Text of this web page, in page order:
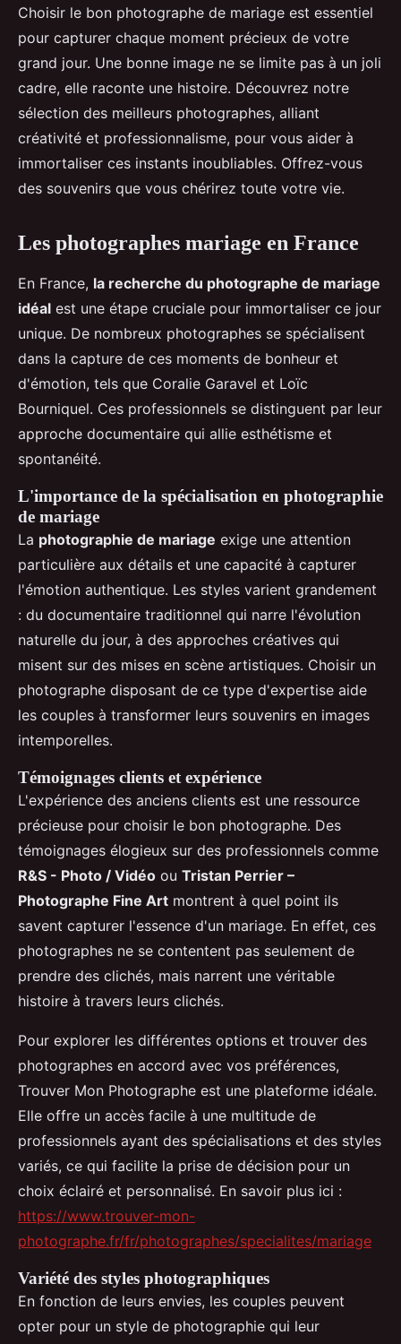
Choisir le bon photographe de mariage est essentiel
pour capturer chaque moment précieux de votre
grand jour. Une bonne image ne se limite pas à un joli
cadre, elle raconte une histoire. Découvrez notre
sélection des meilleurs photographes, alliant
créativité et professionnalisme, pour vous aider à
immortaliser ces instants inoubliables. Offrez-vous
des souvenirs que vous chérirez toute votre vie.
Les photographes mariage en France
En France, la recherche du photographe de mariage
idéal est une étape cruciale pour immortaliser ce jour
unique. De nombreux photographes se spécialisent
dans la capture de ces moments de bonheur et
d'émotion, tels que Coralie Garavel et Loïc
Bourniquel. Ces professionnels se distinguent par leur
approche documentaire qui allie esthétisme et
spontanéité.
L'importance de la spécialisation en photographie
de mariage
La photographie de mariage exige une attention
particulière aux détails et une capacité à capturer
l'émotion authentique. Les styles varient grandement
: du documentaire traditionnel qui narre l'évolution
naturelle du jour, à des approches créatives qui
misent sur des mises en scène artistiques. Choisir un
photographe disposant de ce type d'expertise aide
les couples à transformer leurs souvenirs en images
intemporelles.
Témoignages clients et expérience
L'expérience des anciens clients est une ressource
précieuse pour choisir le bon photographe. Des
témoignages élogieux sur des professionnels comme
R&S - Photo / Vidéo ou Tristan Perrier –
Photographe Fine Art montrent à quel point ils
savent capturer l'essence d'un mariage. En effet, ces
photographes ne se contentent pas seulement de
prendre des clichés, mais narrent une véritable
histoire à travers leurs clichés.
Pour explorer les différentes options et trouver des
photographes en accord avec vos préférences,
Trouver Mon Photographe est une plateforme idéale.
Elle offre un accès facile à une multitude de
professionnels ayant des spécialisations et des styles
variés, ce qui facilite la prise de décision pour un
choix éclairé et personnalisé. En savoir plus ici :
https://www.trouver-mon-
photographe.fr/fr/photographes/specialites/mariage
Variété des styles photographiques
En fonction de leurs envies, les couples peuvent
opter pour un style de photographie qui leur